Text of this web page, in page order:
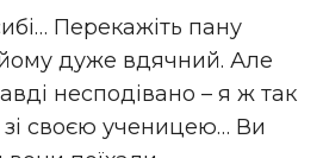
Перекажіть пану
дуже вдячний. Але
несподівано – я ж так
своєю ученицею… Ви